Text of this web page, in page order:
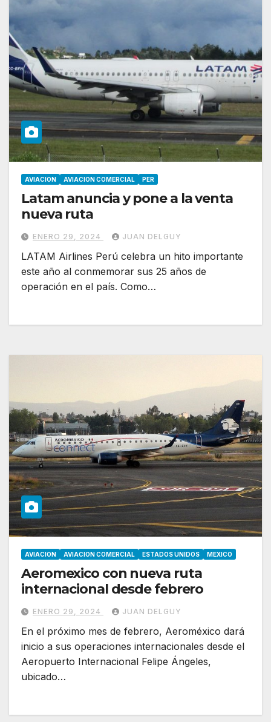
AVIACION AVIACION COMERCIAL PER
Latam anuncia y pone a la venta
nueva ruta
ENERO 29, 2024 JUAN DELGUY
LATAM Airlines Perú celebra un hito importante
este año al conmemorar sus 25 años de
operación en el país. Como…
AVIACION AVIACION COMERCIAL ESTADOS UNIDOS MEXICO
Aeromexico con nueva ruta
internacional desde febrero
ENERO 29, 2024 JUAN DELGUY
En el próximo mes de febrero, Aeroméxico dará
inicio a sus operaciones internacionales desde el
Aeropuerto Internacional Felipe Ángeles,
ubicado…